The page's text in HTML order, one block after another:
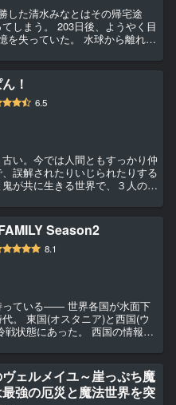
した清水みなとはその帰宅途
しまう。 203日後、ようやく目
を失っていた。 水球から離れ、
！
6.5
い。今では人間ともすっかり仲
誤解されたりいじられたりする
が共に生きる世界で、３人のお
...
Season2
8.1
ている―― 世界各国が水面下
。 東国(オスタニア)と西国(ウ
戦状態にあった。 西国の情報局
ェルメイユ～崖っぷち魔
強の厄災と魔法世界を突